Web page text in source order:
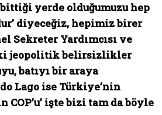
yerde olduğumuzu hep
diyeceğiz, hepimiz birer
Sekreter Yardımcısı ve
jeopolitik belirsizlikler
batıyı bir araya
Lago ise Türkiye’nin
COP’u’ işte bizi tam da böyle